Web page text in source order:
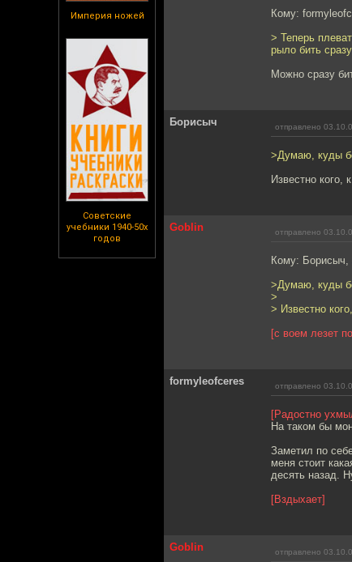
Империя ножей
Советские
учебники 1940-50х
годов
Кому:
> Теперь
рыло бить
Можно сразу
Борисыч отправлено
>Думаю, куды
Известно кого,
Goblin отправлено
Кому: Борисыч,
>Думаю, куды
>
> Известно
[с воем лезет
formyleofceres отправлено
[Радостно
На таком бы
Заметил по
меня стоит
десять назад.
[Вздыхает]
Goblin отправлено